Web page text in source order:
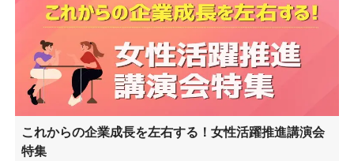
これからの企業成長を左右する！女性活躍推進講演会
特集